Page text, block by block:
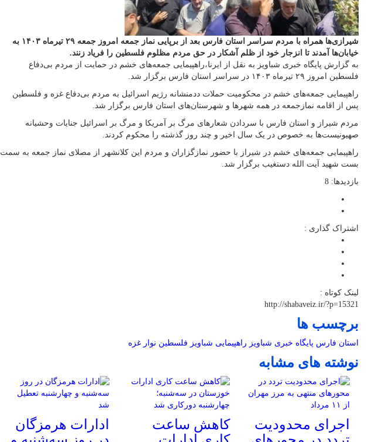
شیرازی‌ها همراه با مردم سراسر استان فارس بعد از برپایی نماز جمعه امروز جمعه ۲۹ تیرماه ۱۴۰۳ به
خیابان‌ها آمدند تا انزجار خود از ظلم آشکار در حق مردم مظلوم فلسطین را فریاد زنند.
به گزارش پایگاه خبری شباویز به نقل از ایرنا،راهپیمایی جمعه‌های خشم در حمایت از مردم بی‌دفاع
فلسطین امروز ۲۹ تیرماه ۱۴۰۳ در سراسر استان فارس برگزار شد.
راهپیمایی جمعه‌های خشم در محکومیت حملات ددمنشانه رژیم اسرائیل به مردم بی‌دفاع غزه و فلسطین
پس از اقامه نمازجمعه در همه شهرها و شهرستان‌های استان فارس برگزار شد.
مردم شیراز و استان فارس با سردادن شعارهای مرگ بر آمریکا و مرگ بر اسرائیل جنایات وحشیانه
صهیونیست‌ها به خصوص در یک سال اخیر و چند روز گذشته را محکوم کردند.
راهپیمایی جمعه‌های خشم در شیراز با حضور نمازگزاران و مردم این کلانشهر از مصلای نماز جمعه به سمت
بست شهید آیت الله دستغیب برگزار شد.
بازدیدها: 8
اشتراک گذاری :
لینک کوتاه :
http://shabaveiz.ir/?p=15321
برچسب ها
استان فارس پایگاه خبری شباویز راهپیمایی شباویز فلسطین نوار غزه
نوشته های مشابه
اجرای محدودیت
کاهش ساعت
ادارات هرمزگان